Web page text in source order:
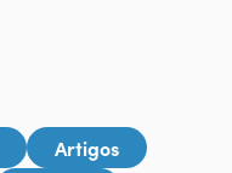
Artigos